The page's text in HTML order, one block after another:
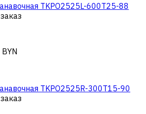
TKPO2525L-600T25-88
TKPO2525R-300T15-90